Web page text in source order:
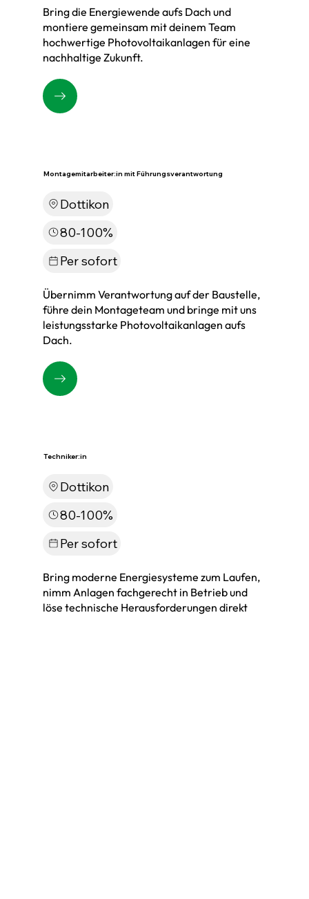
Bring die Energiewende aufs Dach und
montiere gemeinsam mit deinem Team
hochwertige Photovoltaikanlagen für eine
nachhaltige Zukunft.
Montagemitarbeiter:in mit Führungsverantwortung
Dottikon
80-100%
Per sofort
Übernimm Verantwortung auf der Baustelle,
führe dein Montageteam und bringe mit uns
leistungsstarke Photovoltaikanlagen aufs
Dach.
Techniker:in
Dottikon
80-100%
Per sofort
Bring moderne Energiesysteme zum Laufen,
nimm Anlagen fachgerecht in Betrieb und
löse technische Herausforderungen direkt